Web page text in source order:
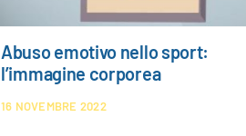
Abuso emotivo nello sport:
l’immagine corporea
16 NOVEMBRE 2022